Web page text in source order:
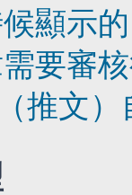
顯示
要審
推文